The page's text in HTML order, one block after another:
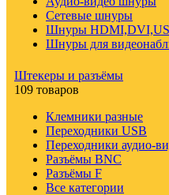
Сетевые шнуры
Шнуры
Шнуры для
Штекеры и разъёмы
109 товаров
Клемники разные
Переходники USB
Переходники аудио-
Разъёмы BNC
Разъёмы F
Все категории